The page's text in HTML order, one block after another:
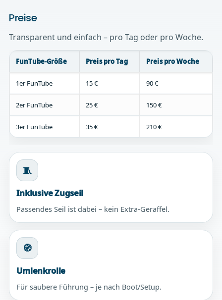
Preise
Transparent und einfach – pro Tag oder pro Woche.
FunTube-Größe Preis pro Tag Preis pro Woche
1er FunTube 15 € 90 €
2er FunTube 25 € 150 €
3er FunTube 35 € 210 €
🧵
Inklusive Zugseil
Passendes Seil ist dabei – kein Extra-Geraffel.
🧭
Umlenkrolle
Für saubere Führung – je nach Boot/Setup.